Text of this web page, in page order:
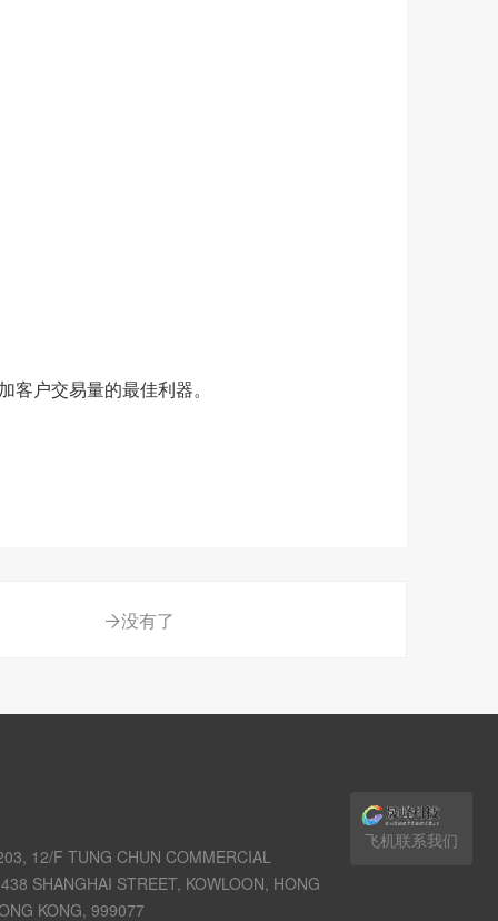
户交易量的最佳利器。
没有了
12/F TUNG CHUN COMMERCIAL
SHANGHAI STREET, KOWLOON, HONG
KONG, 999077
飞机联系我们